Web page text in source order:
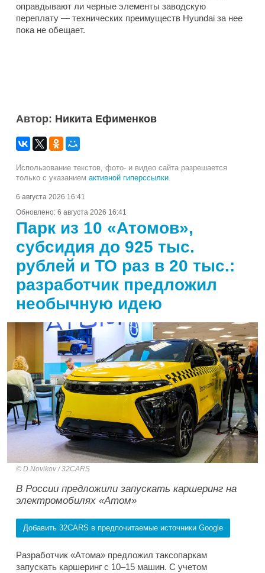
оправдывают ли черные элементы заводскую
переплату — технических преимуществ Hyundai за нее
пока не обещает.
Автор: Никита Ефименков
Использование текстов, фото- и видео сайта разрешается
только с указанием активной гиперссылки
6 августа 2026 16:41
Обновлено: 6 августа 2026 16:41
Парк из 10 «Атомов»,
субсидия до 925 тыс.
рублей и ТО раз в 20 тыс.:
разработчик предложил
необычную идею
D.Novikov / 32CARS
В России предложили запускать каршеринг на
электромобилях «Атом»
Добавить 32CARS в предпочитаемые источники Google
Разработчик «Атома» предложил таксопаркам
запускать каршеринг с 10–15 машин. С учетом